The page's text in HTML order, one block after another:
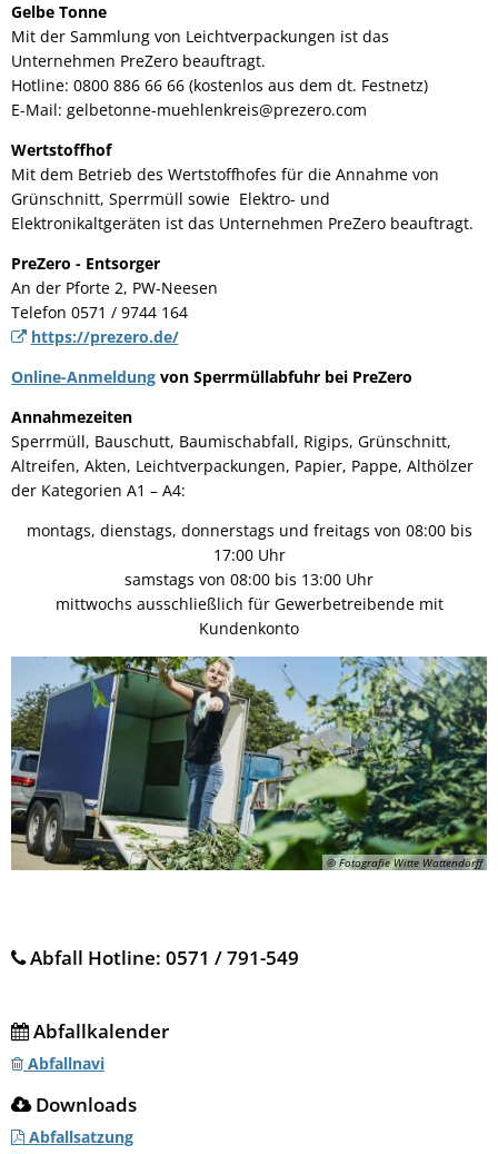
Gelbe Tonne
Mit der Sammlung von Leichtverpackungen ist das
Unternehmen PreZero beauftragt.
Hotline: 0800 886 66 66 (kostenlos aus dem dt. Festnetz)
E-Mail: gelbetonne-muehlenkreis@prezero.com
Wertstoffhof
Mit dem Betrieb des Wertstoffhofes für die Annahme von
Grünschnitt, Sperrmüll sowie Elektro- und
Elektronikaltgeräten ist das Unternehmen PreZero beauftragt.
PreZero - Entsorger
An der Pforte 2, PW-Neesen
Telefon 0571 / 9744 164
https://prezero.de/
Online-Anmeldung von Sperrmüllabfuhr bei PreZero
Annahmezeiten
Sperrmüll, Bauschutt, Baumischabfall, Rigips, Grünschnitt,
Altreifen, Akten, Leichtverpackungen, Papier, Pappe, Althölzer
der Kategorien A1 – A4:
montags, dienstags, donnerstags und freitags von 08:00 bis
17:00 Uhr
samstags von 08:00 bis 13:00 Uhr
mittwochs ausschließlich für Gewerbetreibende mit
Kundenkonto
© Fotografie Witte Wattendorff
Abfall Hotline: 0571 / 791-549
Abfallkalender
Abfallnavi
Downloads
Abfallsatzung